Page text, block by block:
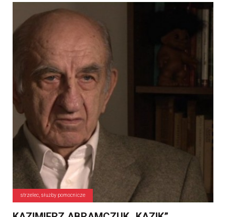
strzelec, służby pomocnicze